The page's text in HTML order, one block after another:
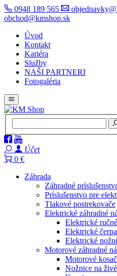
0948 189 565
obchod@kmshop.sk
Úvod
Kontakt
Kariéra
Služby
NAŠI PARTNERI
Fotogaléria
Účet
0 €
Záhrada
Záhradné
Príslušenstvo pre
Tlakové postrekovače
Elektrické záhradné
Elektrické
Elektrické
Elektrické
Motorové záhradné
Motorové
Nožnice na